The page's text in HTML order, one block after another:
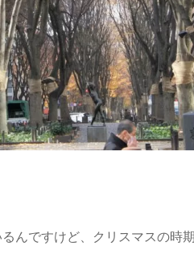
んですけど、クリスマスの時